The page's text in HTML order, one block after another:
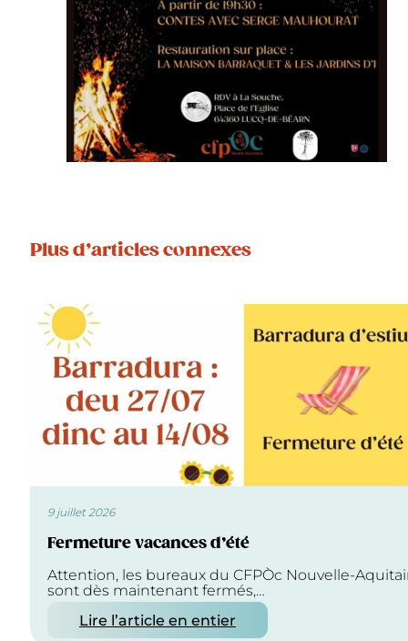
Plus d’articles connexes
9 juillet 2026
Fermeture vacances d’été
Attention, les bureaux du CFPÒc Nouvelle-
sont dès maintenant fermés,…
Lire l’article en entier